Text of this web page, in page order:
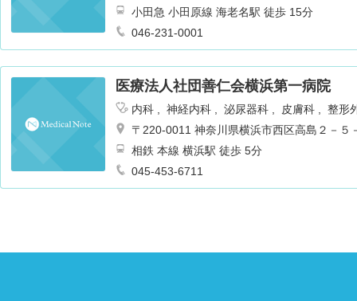
小田急 小田原線 海老名駅 徒歩 15分
046-231-0001
医療法人社団善仁会横浜第一病院
内科 神経内科 泌尿器科 皮膚科
整形
消化器科
人工透析 腎臓内科・外科
〒220-0011 神奈川県横浜市西区高島２－５
相鉄 本線 横浜駅 徒歩 5分
045-453-6711